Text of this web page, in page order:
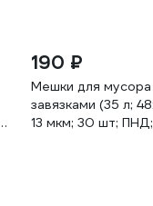
190 ₽
Мешки для мусора
завязками (35 л;
13 мкм; 30 шт;